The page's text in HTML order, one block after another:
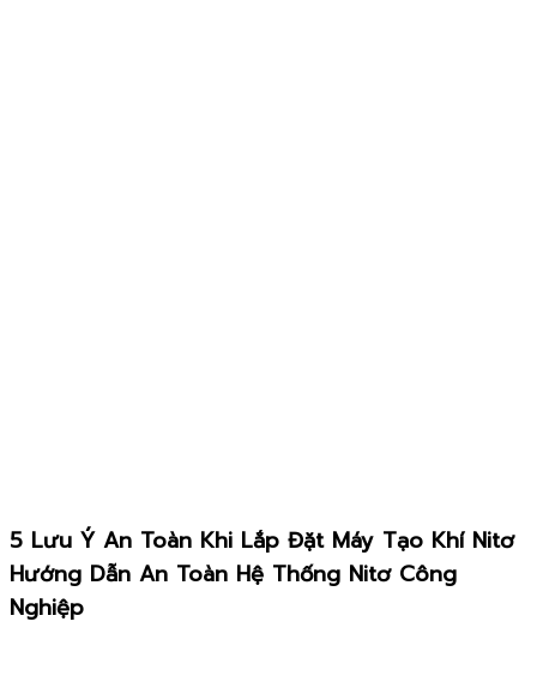
5 Lưu Ý An Toàn Khi Lắp Đặt Máy Tạo Khí Nitơ
Hướng Dẫn An Toàn Hệ Thống Nitơ Công
Nghiệp